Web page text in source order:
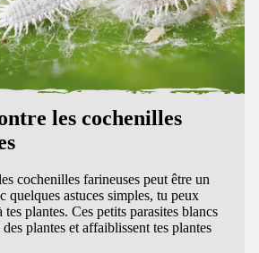
les cochenilles
cochenilles farineuses peut être un
quelques astuces simples, tu peux
plantes. Ces petits parasites blancs
plantes et affaiblissent tes plantes